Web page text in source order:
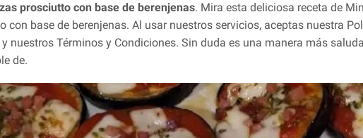
prosciutto con base de berenjenas. Mira esta deliciosa receta de
con base de berenjenas. Al usar nuestros servicios, aceptas nuestra
y nuestros Términos y Condiciones. Sin duda es una manera más
de.